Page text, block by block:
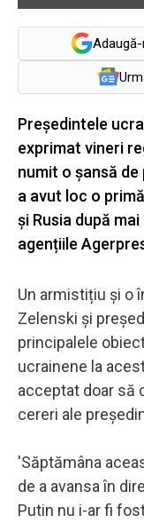
Președintele
exprimat vineri
numit o șansă
a avut loc o
și Rusia după
agențiile
Un armistițiu și o
Zelenski și
principalele
ucrainene la
acceptat doar să
cereri ale
'Săptămâna
de a avansa în
Putin nu i-ar fi